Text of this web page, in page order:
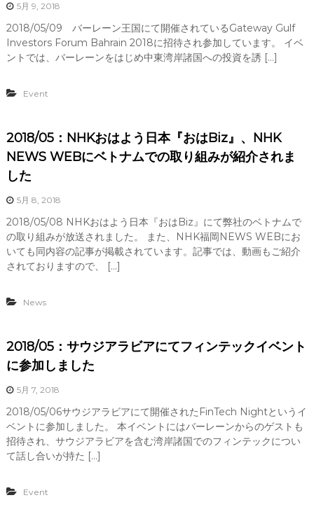
5月 9, 2018
2018/05/09 バーレーン王国にて開催されているGateway Gulf
Investors Forum Bahrain 2018に招待され参加しています。 イベ
ントでは、バーレーンをはじめ中東湾岸諸国への投資を誘 […]
Event
2018/05：NHKおはよう日本『おはBiz』、NHK
NEWS WEBにベトナムでの取り組みが紹介されま
した
5月 8, 2018
2018/05/08 NHKおはよう日本『おはBiz』にて弊社のベトナムで
の取り組みが放送されました。 また、NHK福岡NEWS WEBにお
いても同内容の記事が掲載されています。記事では、動画もご紹介
されておりますので、 […]
News
2018/05：サウジアラビアにてフィンテックイベント
に参加しました
5月 7, 2018
2018/05/06サウジアラビアにて開催されたFinTech Nightというイ
ベントに参加しました。 本イベントにはバーレーンからのゲストも
招待され、サウジアラビアを含む湾岸諸国でのフィンテックについ
て話し合いが持た […]
Event